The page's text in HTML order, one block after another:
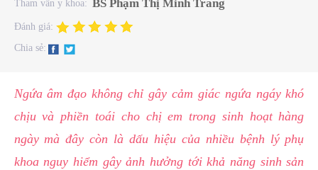
Tham vấn y khoa: BS Phạm Thị Minh Trang
Đánh giá:
Chia sẻ:
Ngứa âm đạo không chỉ gây cảm giác ngứa ngáy khó
chịu và phiền toái cho chị em trong sinh hoạt hàng
ngày mà đây còn là dấu hiệu của nhiều bệnh lý phụ
khoa nguy hiểm gây ảnh hưởng tới khả năng sinh sản